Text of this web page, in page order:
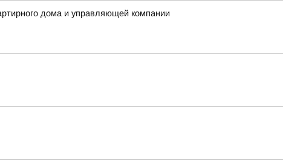
дома и управляющей компании